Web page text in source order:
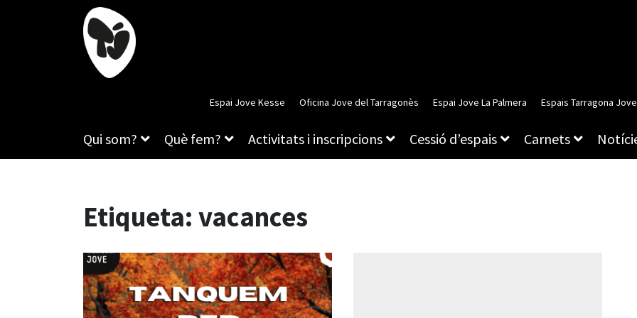
Espai Jove Kesse Oficina Jove del Tarragonès Espai Jove La Palmera Espais Tarragona Jove
Qui som? Què fem? Activitats i inscripcions Cessió d’espais Carnets
Etiqueta: vacances